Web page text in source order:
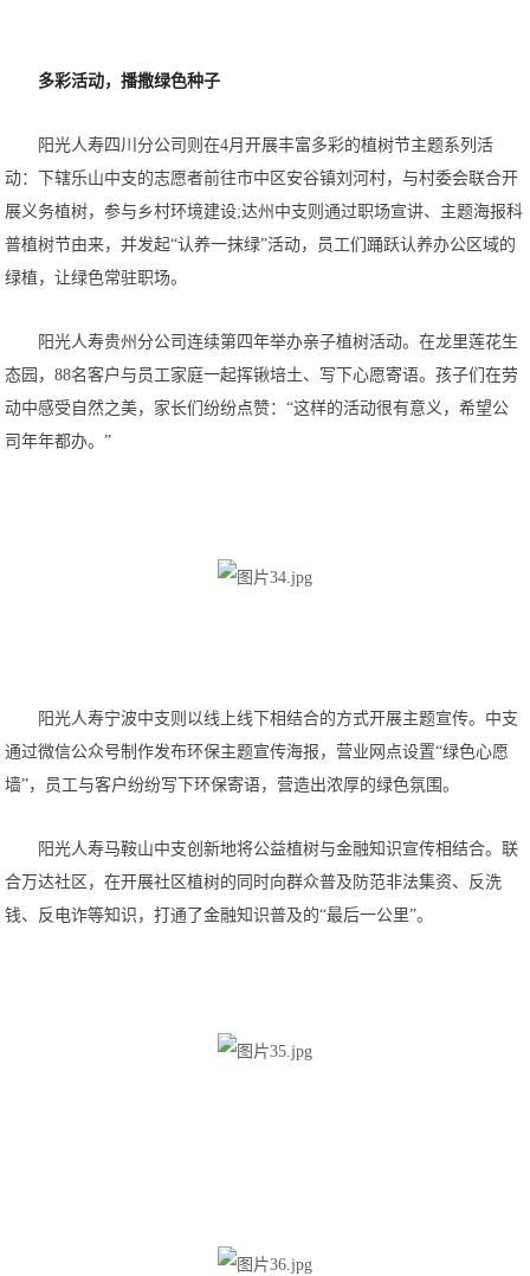
多彩活动，播撒绿色种子
阳光人寿四川分公司则在4月开展丰富多彩的植树节主题系列活
动：下辖乐山中支的志愿者前往市中区安谷镇刘河村，与村委会联合开
展义务植树，参与乡村环境建设;达州中支则通过职场宣讲、主题海报科
普植树节由来，并发起“认养一抹绿”活动，员工们踊跃认养办公区域的
绿植，让绿色常驻职场。
阳光人寿贵州分公司连续第四年举办亲子植树活动。在龙里莲花生
态园，88名客户与员工家庭一起挥锹培土、写下心愿寄语。孩子们在劳
动中感受自然之美，家长们纷纷点赞：“这样的活动很有意义，希望公
司年年都办。”
阳光人寿宁波中支则以线上线下相结合的方式开展主题宣传。中支
通过微信公众号制作发布环保主题宣传海报，营业网点设置“绿色心愿
墙”，员工与客户纷纷写下环保寄语，营造出浓厚的绿色氛围。
阳光人寿马鞍山中支创新地将公益植树与金融知识宣传相结合。联
合万达社区，在开展社区植树的同时向群众普及防范非法集资、反洗
钱、反电诈等知识，打通了金融知识普及的“最后一公里”。